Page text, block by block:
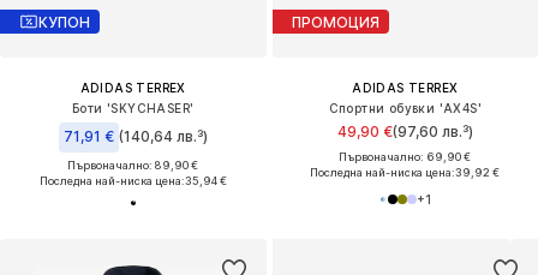
КУПОН
ADIDAS TERREX
Боти 'SKYCHASER'
71,91 € (140,64 лв.³)
Първоначално: 89,90 €
Последна най-ниска цена:35,94 €
ПРОМОЦИЯ
ADIDAS TERREX
Спортни обувки 'AX4S'
49,90 €(97,60 лв.³)
Първоначално: 69,90 €
Последна най-ниска цена:39,92 €
+1